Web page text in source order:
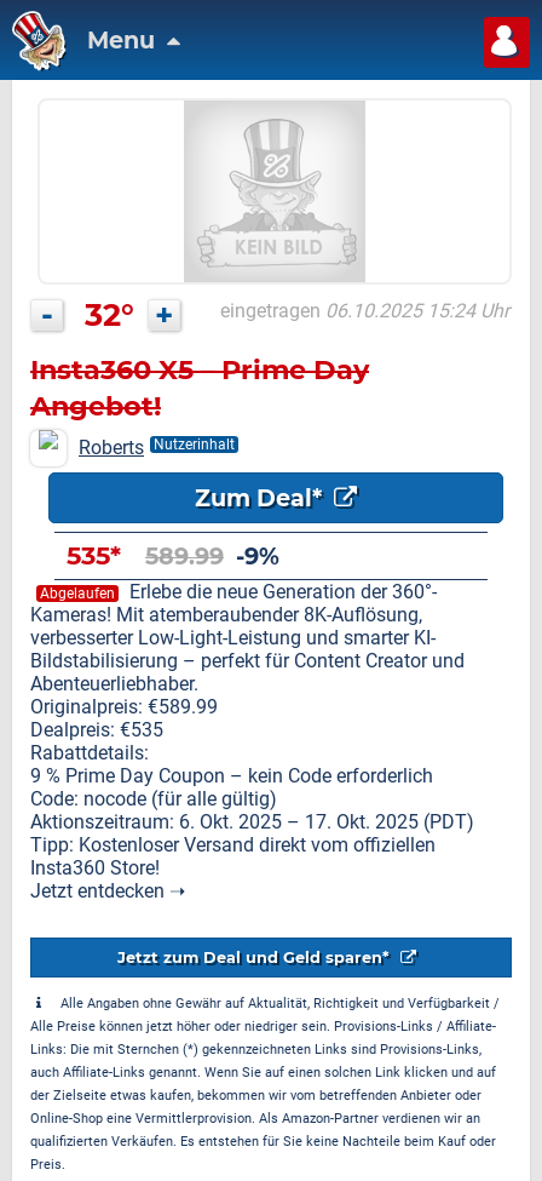
Menu
- 32° + eingetragen 06.10.2025 15:24 Uhr
Insta360 X5 – Prime Day
Angebot!
Roberts Nutzerinhalt
Zum Deal*
535* 589.99 -9%
Abgelaufen
Erlebe die neue Generation der 360°-
Kameras! Mit atemberaubender 8K-Auflösung,
verbesserter Low-Light-Leistung und smarter KI-
Bildstabilisierung – perfekt für Content Creator und
Abenteuerliebhaber.
Originalpreis: €589.99
Dealpreis: €535
Rabattdetails:
9 % Prime Day Coupon – kein Code erforderlich
Code: nocode (für alle gültig)
Aktionszeitraum: 6. Okt. 2025 – 17. Okt. 2025 (PDT)
Tipp: Kostenloser Versand direkt vom offiziellen
Insta360 Store!
Jetzt entdecken ➝
Jetzt zum Deal und Geld sparen*
Alle Angaben ohne Gewähr auf Aktualität, Richtigkeit und Verfügbarkeit /
Alle Preise können jetzt höher oder niedriger sein. Provisions-Links / Affiliate-
Links: Die mit Sternchen (*) gekennzeichneten Links sind Provisions-Links,
auch Affiliate-Links genannt. Wenn Sie auf einen solchen Link klicken und auf
der Zielseite etwas kaufen, bekommen wir vom betreffenden Anbieter oder
Online-Shop eine Vermittlerprovision. Als Amazon-Partner verdienen wir an
qualifizierten Verkäufen. Es entstehen für Sie keine Nachteile beim Kauf oder
Preis.